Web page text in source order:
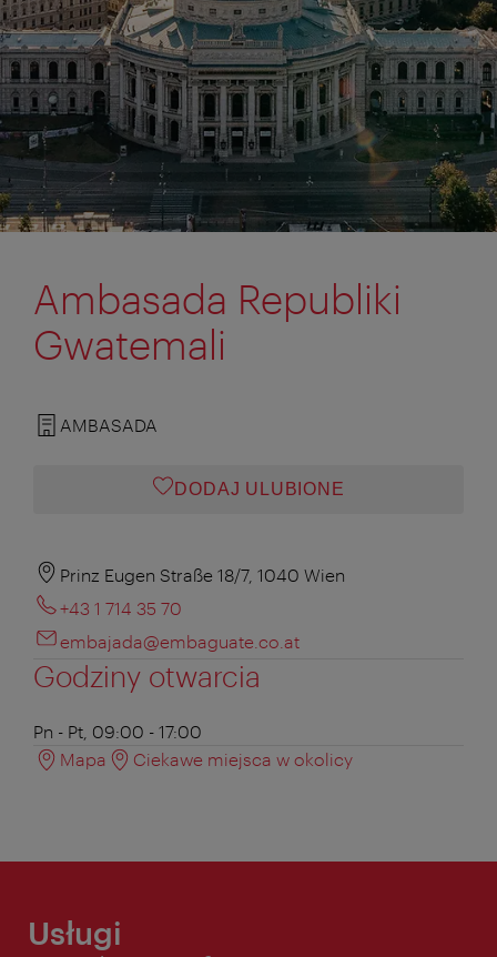
Ambasada Republiki
Gwatemali
AMBASADA
DODAJ ULUBIONE
Prinz Eugen Straße 18/7, 1040 Wien
+43 1 714 35 70
embajada@embaguate.co.at
Godziny otwarcia
Pn - Pt, 09:00 - 17:00
Mapa
Ciekawe miejsca w okolicy
Usługi